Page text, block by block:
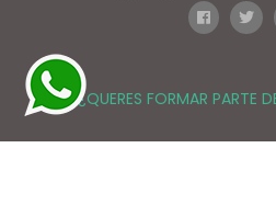
¿QUERES FORMAR PARTE